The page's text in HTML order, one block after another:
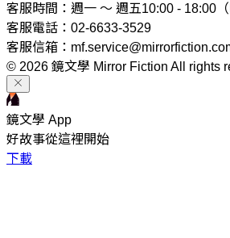
客服時間：週一 ～ 週五10:00 - 18:00（
客服電話：02-6633-3529
客服信箱：
© 2026 鏡文學 Mirror Fiction All rights
鏡文學 App
好故事從這裡開始
下載